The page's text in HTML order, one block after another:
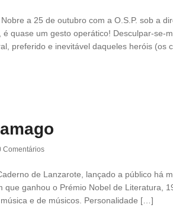
a 25 de outubro com a O.S.P. sob a
quase um gesto operático! Desculpar-se-
preferido e inevitável daqueles heróis (os
Comentários
de Lanzarote, lançado a público há
ganhou o Prémio Nobel de Literatura,
e de músicos. Personalidade […]